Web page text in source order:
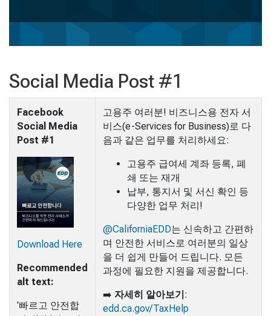
Social Media Post #1
Facebook
Social Media
Post #1
Download Here
Recommended
alt text:
'빠르고 안전합
고용주 여러분! 비즈니스용 전자 서
비스(e-Services for Business)로 다
음과 같은 업무를 처리하세요:
고용주 급여세 계좌 등록, 폐
쇄 또는 재개
납부, 통지서 및 서신 확인 등
다양한 업무 처리!
@CaliforniaEDD는 신속하고 간편하
며 안전한 서비스로 여러분의 일상
을 더 쉽게 만들어 드립니다. 모든
과정에 필요한 지원을 제공합니다.
➡️ 자세히 알아보기:
edd.ca.gov/TaxHelp